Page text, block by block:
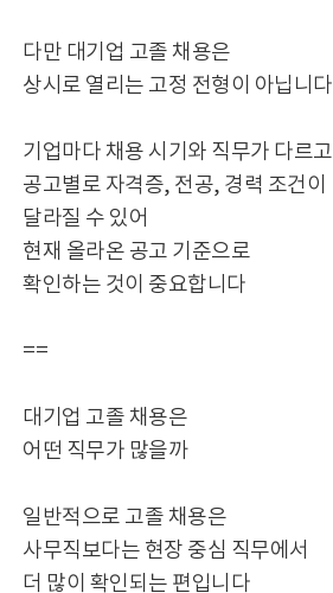
다만 대기업 고졸 채용은
상시로 열리는 고정 전형이 아닙니다
기업마다 채용 시기와 직무가 다르고
공고별로 자격증, 전공, 경력 조건이
달라질 수 있어
현재 올라온 공고 기준으로
확인하는 것이 중요합니다
==
대기업 고졸 채용은
어떤 직무가 많을까
일반적으로 고졸 채용은
사무직보다는 현장 중심 직무에서
더 많이 확인되는 편입니다